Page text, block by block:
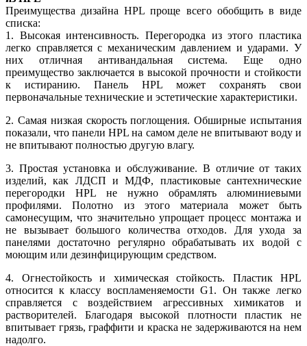
Преимущества дизайна HPL проще всего обобщить в виде
списка:
1. Высокая интенсивность. Перегородка из этого пластика
легко справляется с механическим давлением и ударами. У
них отличная антивандальная система. Еще одно
преимущество заключается в высокой прочности и стойкости
к истиранию. Панель HPL может сохранять свои
первоначальные технические и эстетические характеристики.
2. Самая низкая скорость поглощения. Обширные испытания
показали, что панели HPL на самом деле не впитывают воду и
не впитывают полностью другую влагу.
3. Простая установка и обслуживание. В отличие от таких
изделий, как ЛДСП и МДФ, пластиковые сантехнические
перегородки HPL не нужно обрамлять алюминиевыми
профилями. Полотно из этого материала может быть
самонесущим, что значительно упрощает процесс монтажа и
не вызывает большого количества отходов. Для ухода за
панелями достаточно регулярно обрабатывать их водой с
моющим или дезинфицирующим средством.
4. Огнестойкость и химическая стойкость. Пластик HPL
относится к классу воспламеняемости G1. Он также легко
справляется с воздействием агрессивных химикатов и
растворителей. Благодаря высокой плотности пластик не
впитывает грязь, граффити и краска не задерживаются на нем
надолго.